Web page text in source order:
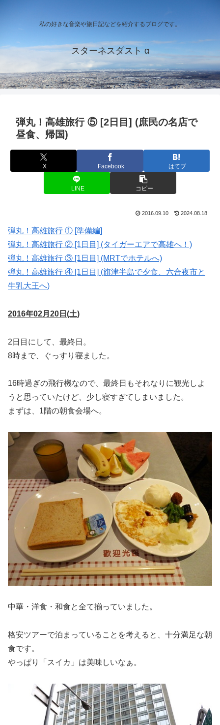
私の好きな音楽や旅日記などを紹介するブログです。
スターネスダスト α
弾丸！高雄旅行 ⑤ [2日目] (庶民の名店で
昼食、帰国)
X Facebook はてブ
LINE コピー
2016.09.10 2024.08.18
弾丸！高雄旅行 ① [準備編]
弾丸！高雄旅行 ② [1日目] (タイガーエアで高雄へ！)
弾丸！高雄旅行 ③ [1日目] (MRTでホテルへ)
弾丸！高雄旅行 ④ [1日目] (旗津半島で夕食、六合夜市と
牛乳大王へ)
2016年02月20日(土)
2日目にして、最終日。
8時まで、ぐっすり寝ました。
16時過ぎの飛行機なので、最終日もそれなりに観光しよ
うと思っていたけど、少し寝すぎてしまいました。
まずは、1階の朝食会場へ。
中華・洋食・和食と全て揃っていました。
格安ツアーで泊まっていることを考えると、十分満足な朝
食です。
やっぱり「スイカ」は美味しいなぁ。